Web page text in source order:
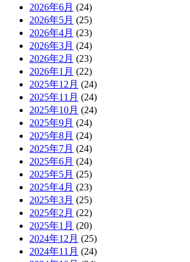
2026年6月 (24)
2026年5月 (25)
2026年4月 (23)
2026年3月 (24)
2026年2月 (23)
2026年1月 (22)
2025年12月 (24)
2025年11月 (24)
2025年10月 (24)
2025年9月 (24)
2025年8月 (24)
2025年7月 (24)
2025年6月 (24)
2025年5月 (25)
2025年4月 (23)
2025年3月 (25)
2025年2月 (22)
2025年1月 (20)
2024年12月 (25)
2024年11月 (24)